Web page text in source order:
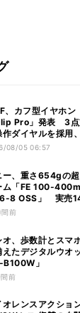
、カフ型イヤホン
Pro」発表 3
作ダイヤルを採用
発売
08/05 06:57
ー、重さ654gの
ム「FE 100-
8 OSS」 実売
前
オ、歩数計とスマ
えたデジタルウオ
B100W」
前
オレンスアクショ